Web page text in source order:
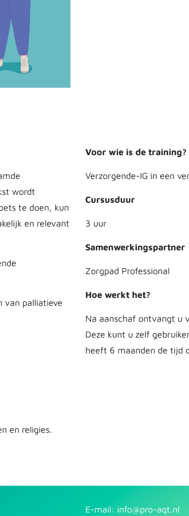
wordt
te doen, kun
en relevant
van palliatieve
en religies.
Voor wie is de training?
Verzorgende-IG in een
Cursusduur
3 uur
Samenwerkingspartner
Zorgpad Professional
Hoe werkt het?
Na aanschaf ontvangt u
Deze kunt u zelf
heeft 6 maanden de tijd
E-mail: info@pr​o-aqt.nl